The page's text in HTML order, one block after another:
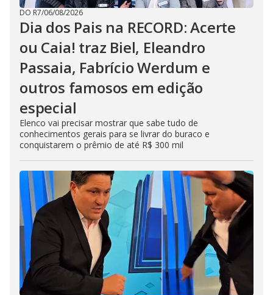
DO R7/06/08/2026
Dia dos Pais na RECORD: Acerte
ou Caia! traz Biel, Eleandro
Passaia, Fabrício Werdum e
outros famosos em edição
especial
Elenco vai precisar mostrar que sabe tudo de
conhecimentos gerais para se livrar do buraco e
conquistarem o prêmio de até R$ 300 mil